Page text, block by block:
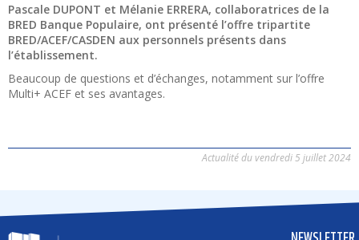
Pascale DUPONT et Mélanie ERRERA, collaboratrices de la
BRED Banque Populaire, ont présenté l’offre tripartite
BRED/ACEF/CASDEN aux personnels présents dans
l’établissement.
Beaucoup de questions et d’échanges, notamment sur l’offre
Multi+ ACEF et ses avantages.
Actualité du vendredi 5 juillet 2024